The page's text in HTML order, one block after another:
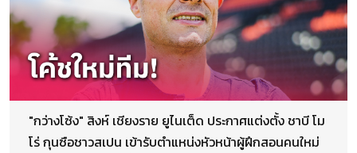
"กว่างโซ้ง" สิงห์ เชียงราย ยูไนเต็ด ประกาศแต่งตั้ง ชาบี โม
โร่ กุนซือชาวสเปน เข้ารับตำแหน่งหัวหน้าผู้ฝึกสอนคนใหม่